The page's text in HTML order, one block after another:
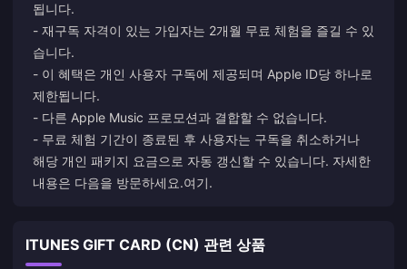
됩니다.
- 재구독 자격이 있는 가입자는 2개월 무료 체험을 즐길 수 있
습니다.
- 이 혜택은 개인 사용자 구독에 제공되며 Apple ID당 하나로
제한됩니다.
- 다른 Apple Music 프로모션과 결합할 수 없습니다.
- 무료 체험 기간이 종료된 후 사용자는 구독을 취소하거나
해당 개인 패키지 요금으로 자동 갱신할 수 있습니다. 자세한
내용은 다음을 방문하세요.여기.
ITUNES GIFT CARD (CN) 관련 상품